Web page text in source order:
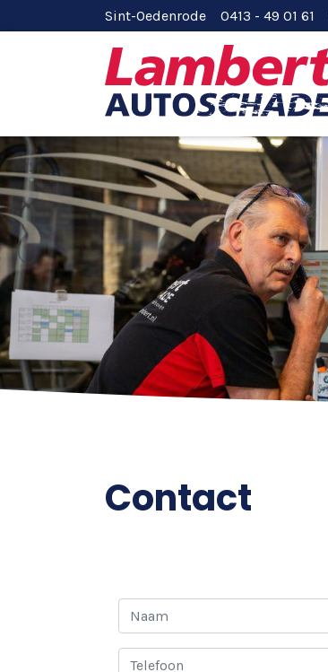
Sint-Oedenrode 0413 - 49 01 61
Contact
Naam
Telefoon